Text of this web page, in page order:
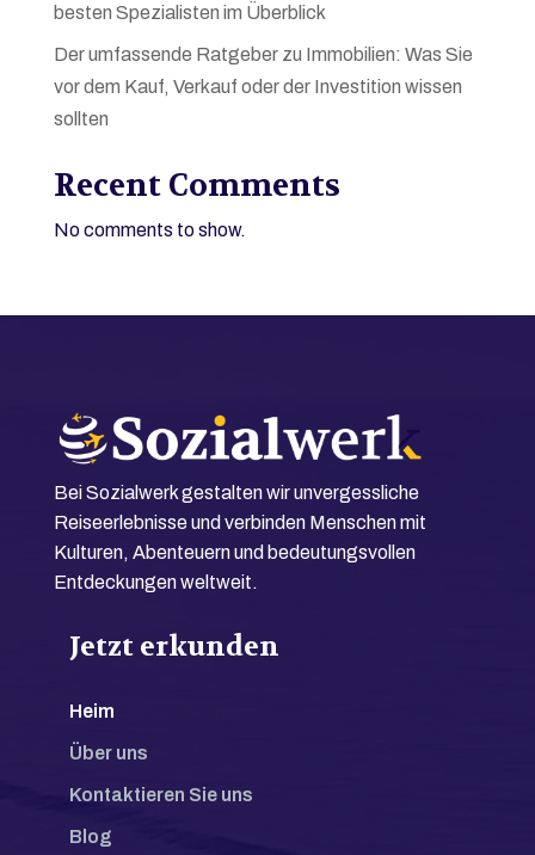
besten Spezialisten im Überblick
Der umfassende Ratgeber zu Immobilien: Was Sie
vor dem Kauf, Verkauf oder der Investition wissen
sollten
Recent Comments
No comments to show.
Bei Sozialwerk gestalten wir unvergessliche
Reiseerlebnisse und verbinden Menschen mit
Kulturen, Abenteuern und bedeutungsvollen
Entdeckungen weltweit.
Jetzt erkunden
Heim
Über uns
Kontaktieren Sie uns
Blog